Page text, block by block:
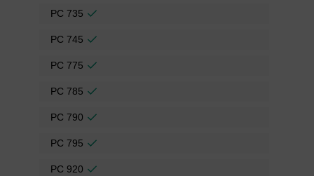
PC 735
PC 745
PC 775
PC 785
PC 790
PC 795
PC 920